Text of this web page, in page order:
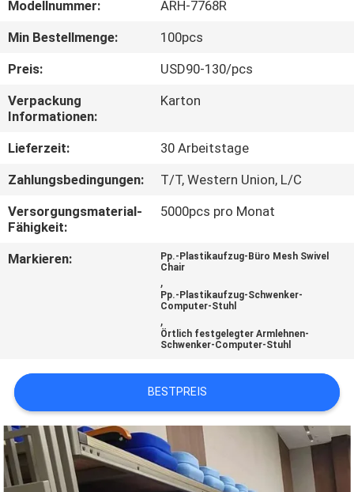
QUALITÄTSKONTROLLE
TRETEN
SIE
MIT
UNS
IN
VERBINDUNG
SIE EIN
ZITAT
SITEMAP
Modellnummer:
ARH-7768R
Min Bestellmenge:
100pcs
Preis:
USD90-130/pcs
Verpackung
Informationen:
Karton
Lieferzeit:
30 Arbeitstage
Zahlungsbedingungen:
T/T, Western Union, L/C
Versorgungsmaterial-
Fähigkeit:
5000pcs pro Monat
Markieren:
Pp.-Plastikaufzug-Büro Mesh Swivel
Chair
,
Pp.-Plastikaufzug-Schwenker-
Computer-Stuhl
,
Örtlich festgelegter Armlehnen-
Schwenker-Computer-Stuhl
BESTPREIS